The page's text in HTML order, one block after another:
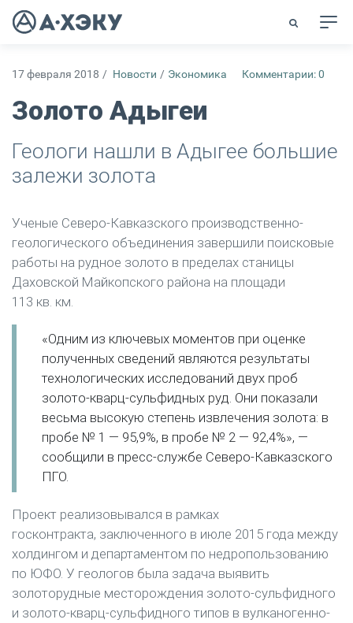
17 февраля 2018 / Новости / Экономика Комментарии: 0
Золото Адыгеи
Геологи нашли в Адыгее большие
залежи золота
Ученые Северо-Кавказского производственно-
геологического объединения завершили поисковые
работы на рудное золото в пределах станицы
Даховской Майкопского района на площади
113 кв. км.
«Одним из ключевых моментов при оценке
полученных сведений являются результаты
технологических исследований двух проб
золото-кварц-сульфидных руд. Они показали
весьма высокую степень извлечения золота: в
пробе № 1 — 95,9%, в пробе № 2 — 92,4%», —
сообщили в пресс-службе Северо-Кавказского
ПГО.
Проект реализовывался в рамках
госконтракта, заключенного в июле 2015 года между
холдингом и департаментом по недропользованию
по ЮФО. У геологов была задача выявить
золоторудные месторождения золото-сульфидного
и золото-кварц-сульфидного типов в вулканогенно-